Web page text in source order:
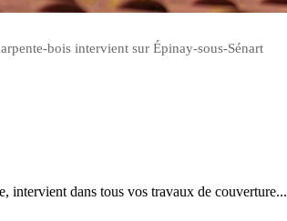
bois intervient sur Épinay-sous-Sénart
intervient dans tous vos travaux de couverture...